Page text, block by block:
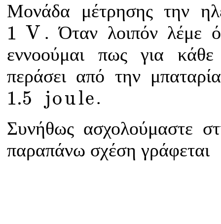
Μονάδα μέτρησης την
1 V
1 V . Όταν λοιπόν λέμε
εννοούμαι πως για
περάσει από την
1.5 joule
1.5 jo ule
.
Συνήθως ασχολούμαστε
παραπάνω σχέση γράφεται